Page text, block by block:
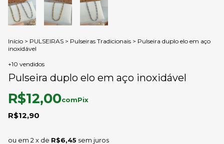
Início > PULSEIRAS > Pulseiras Tradicionais > Pulseira duplo elo em aço
inoxidável
+10 vendidos
Pulseira duplo elo em aço inoxidável
R$12,90
R$12,00comPix
2 x de R$6,45 sem juros